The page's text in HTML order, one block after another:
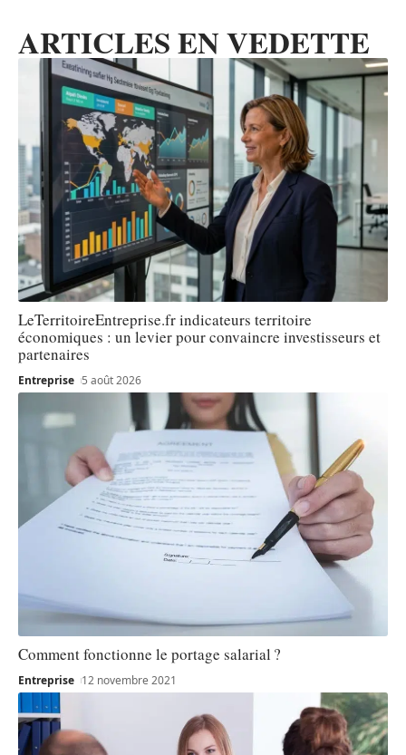
ARTICLES EN VEDETTE
LeTerritoireEntreprise.fr indicateurs territoire
économiques : un levier pour convaincre investisseurs et
partenaires
Entreprise 5 août 2026
Comment fonctionne le portage salarial ?
Entreprise 12 novembre 2021